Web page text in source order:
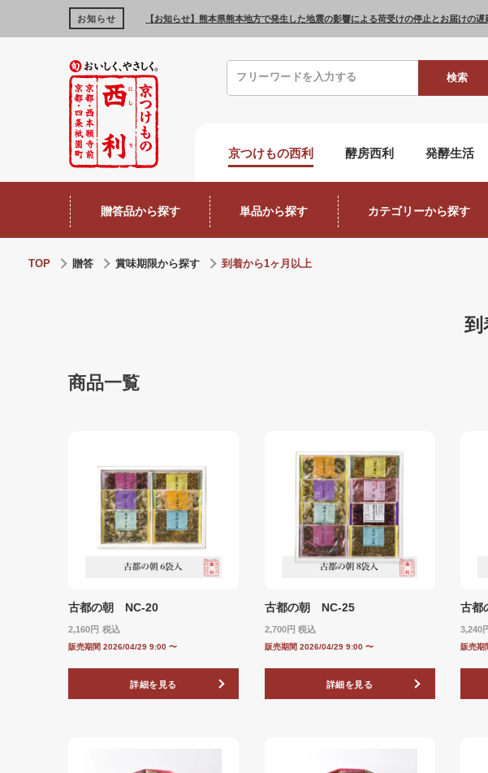
お知らせ 【お知らせ】熊本県熊本地方で発生した地震の影響による荷受けの停止とお届けの遅
検索
京つけもの西利 酵房西利 発酵生活
贈答品から探す 単品から探す カテゴリーから探す
TOP 贈答 賞味期限から探す 到着から1ヶ月以上
到
商品一覧
古都の朝 NC-20
2,160 税込
販売期間 2026/04/29 9:00 〜
詳細を見る
古都の朝 NC-25
2,700 税込
販売期間 2026/04/29 9:00 〜
詳細を見る
古都
3,240
販売期